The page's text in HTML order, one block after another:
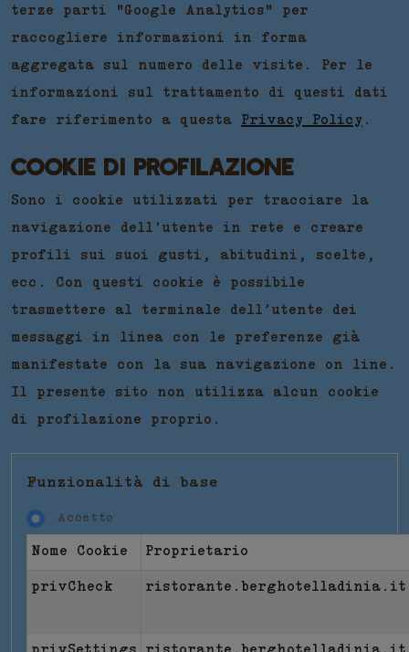
terze parti "Google Analytics" per
raccogliere informazioni in forma
aggregata sul numero delle visite. Per le
informazioni sul trattamento di questi dati
fare riferimento a questa Privacy Policy .
COOKIE DI PROFILAZIONE
Sono i cookie utilizzati per tracciare la
navigazione dell’utente in rete e creare
profili sui suoi gusti, abitudini, scelte,
ecc. Con questi cookie è possibile
trasmettere al terminale dell’utente dei
messaggi in linea con le preferenze già
manifestate con la sua navigazione on line.
Il presente sito non utilizza alcun cookie
di profilazione proprio.
Funzionalità di base
Accetto
Nome Cookie Proprietario
privCheck ristorante.berghotelladinia.it